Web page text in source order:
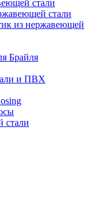
стали
стали
из нержавеющей
Брайля
и ПВХ
стали